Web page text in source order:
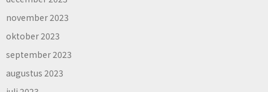
november 2023
oktober 2023
september 2023
augustus 2023